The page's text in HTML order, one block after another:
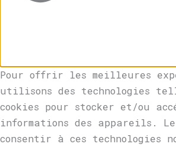
Pour offrir les meilleures
utilisons des technologies
cookies pour stocker et/ou
informations des appareils.
consentir à ces technologies